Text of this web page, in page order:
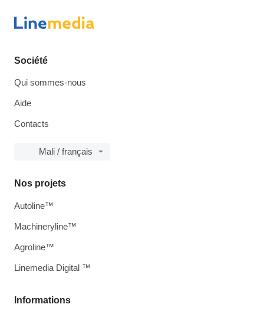
Société
Qui sommes-nous
Aide
Contacts
Mali / français
Informations
Nos projets
Autoline™
Machineryline™
Agroline™
Linemedia Digital ™